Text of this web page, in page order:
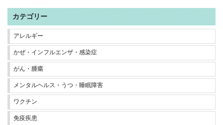
カテゴリー
アレルギー
かぜ・インフルエンザ・感染症
がん・腫瘍
メンタルヘルス・うつ・睡眠障害
ワクチン
免疫疾患